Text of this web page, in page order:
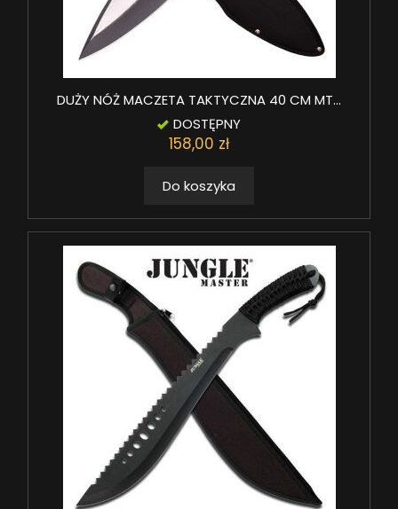
DUŻY NÓŻ MACZETA TAKTYCZNA 40 CM MT...
DOSTĘPNY
158,00 zł
Do koszyka